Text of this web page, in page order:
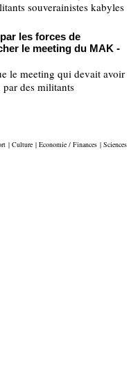
souverainistes kabyles
les forces de
le meeting du MAK -
le meeting qui devait avoir
des militants
| Culture | Economie / Finances | Sciences